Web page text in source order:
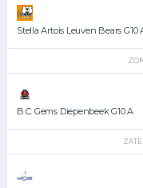
Stella Artois Leuven Bears G10
B.C. Gems Diepenbeek G10 A